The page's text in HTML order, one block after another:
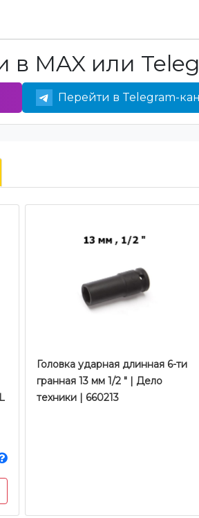
MAX или
Перейти в Telegram-
Головка ударная длинная 6-ти
гранная 13 мм 1/2 " | Дело
техники | 660213